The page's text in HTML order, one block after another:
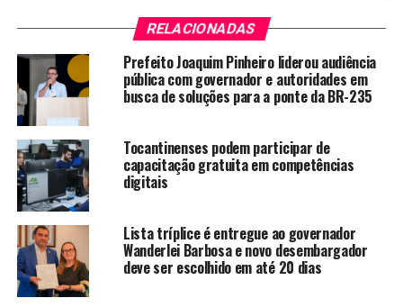
RELACIONADAS
Prefeito Joaquim Pinheiro liderou audiência
pública com governador e autoridades em
busca de soluções para a ponte da BR-235
Tocantinenses podem participar de
capacitação gratuita em competências
digitais
Lista tríplice é entregue ao governador
Wanderlei Barbosa e novo desembargador
deve ser escolhido em até 20 dias